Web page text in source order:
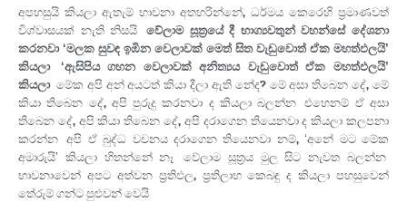
අපහසුයි කියලා ඇතැම් භාවනා අතහරින්නේ, ධර්මය කෙරෙහි ප්‍රමාණවත්
විශ්වාසයක් නැති නිසයි. වේලාම සූත්‍රයේ දී භාග්‍යවතුන් වහන්සේ දේශනා
කරනවා ‘මලක සුවඳ ඉඹින වෙලාවක් මෙත් සිත වැඩුවොත් ඒක මහත්ඵලයි’
කියලා. ‘ඇසිපිය ගහන වෙලාවක් අනිත්‍යය වැඩුවොත් ඒක මහත්ඵලයි’
කියලා. මේක අපි අන් අයටත් කියා දීලා ඇති නේද? මේ අසා තිබෙන දේ, මේ
කියා තිබෙන දේ, අපි පුරුදු කරනවා ද කියලා බලන්න. එහෙනම් ඒ අසා
තිබෙන දේ, අපි කියා තිබෙන දේ, අපි දරාගෙන තියෙනවා ද කියලා කලපනා
කරන්න. අපි ඒ බුද්ධ වචනය දරාගෙන තියෙනවා නම්, ‘අනේ මට මේක
අමාරුයි’ කියලා හිතන්නේ නෑ. වේලාම සූත්‍රය මුල සිට නැවත බලන්න.
භාවනාවෙන් අපට අත්වන ප්‍රතිඵල, ප්‍රතිලාභ කෙබඳු ද කියලා පහසුවෙන්
තේරුම් ගන්ට පුළුවන් වෙයි.